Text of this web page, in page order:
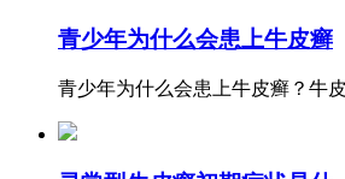
青少年为什么会患上牛皮癣
青少年为什么会患上牛皮癣？牛